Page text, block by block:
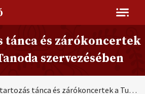
tánca és zárókoncertek
szervezésében
tánca és zárókoncertek a Tulipán Tanoda szervezésében